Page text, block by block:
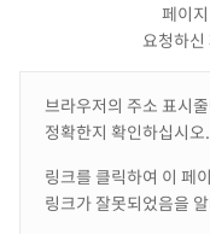
페이
요청하
브라우저의 주소 표시
정확한지 확인하십시오.
링크를 클릭하여 이 페
링크가 잘못되었음을